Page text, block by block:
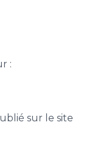
:
sur le site